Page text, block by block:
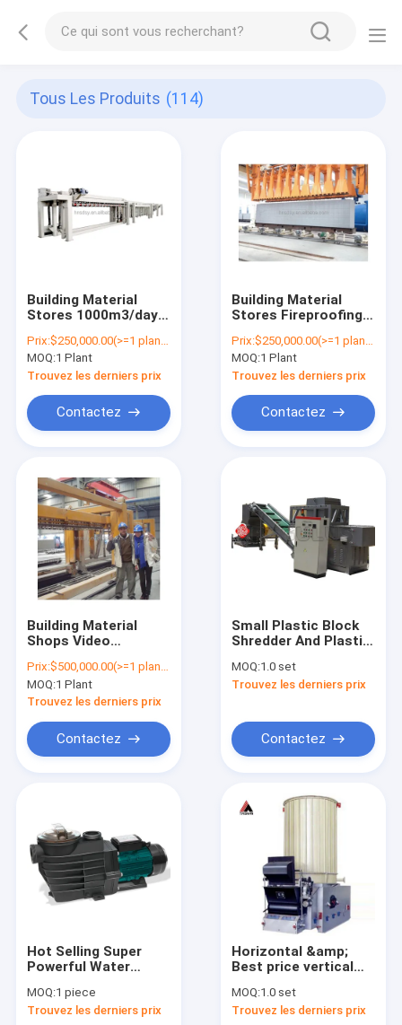
Tous Les Produits (114)
Building Material
Stores 1000m3/day
Panel Plant Factory
Supplier Automatic
Block Sand Lime AAC
Brick Production Line
in Uzbekistan
Prix:$250,000.00(>=1 plants)
MOQ:1 Plant
Trouvez les derniers prix
Contactez
Building Material
Stores Fireproofing
Panel Block Factory
Autoclaved AAC
Blocks Production
Line Manufacturer
Aerated Concrete
Prix:$250,000.00(>=1 plants)
MOQ:1 Plant
Trouvez les derniers prix
Contactez
Building Material
Shops Video
Idea Autoclaved
Aerated Concrete
Making Line Installed
Process AAC Block
Plant
Prix:$500,000.00(>=1 plants)
MOQ:1 Plant
Trouvez les derniers prix
Contactez
Small Plastic Block
Shredder And Plastic
MOQ:1.0 set
Trouvez les derniers prix
Contactez
Hot Selling Super
Powerful Water
Jade 2HP Large Flow
Swimming Pool Pump
MOQ:1 piece
Trouvez les derniers prix
Horizontal &amp;
Best price vertical
oil boiler for rice mill
machine
MOQ:1.0 set
Trouvez les derniers prix